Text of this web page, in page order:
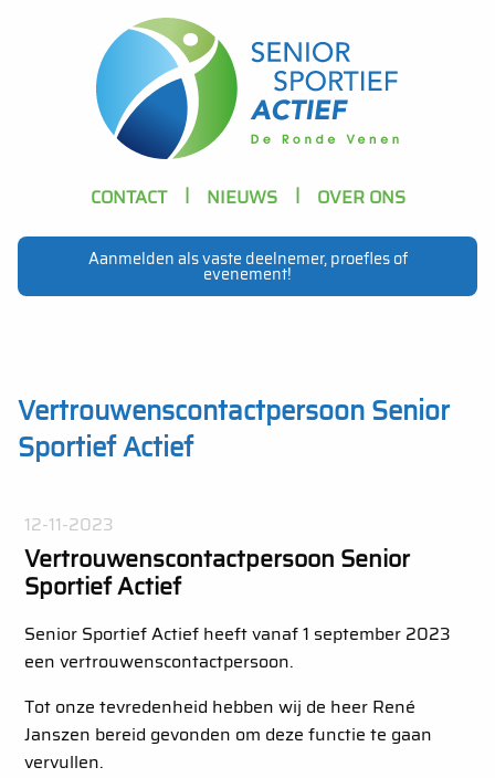
Skip to main content
Header
Navigation
CONTACT NIEUWS OVER ONS
Aanmelden als vaste deelnemer, proefles of
evenement!
Vertrouwenscontactpersoon Senior
Sportief Actief
12-11-2023
Vertrouwenscontactpersoon Senior
Sportief Actief
Senior Sportief Actief heeft vanaf 1 september 2023
een vertrouwenscontactpersoon.
Tot onze tevredenheid hebben wij de heer René
Janszen bereid gevonden om deze functie te gaan
vervullen.